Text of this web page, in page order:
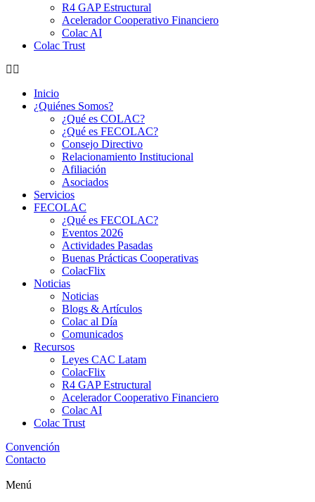
R4 GAP Estructural
Acelerador Cooperativo Financiero
Colac AI
Colac Trust
Inicio
¿Quiénes Somos?
¿Qué es COLAC?
¿Qué es FECOLAC?
Consejo Directivo
Relacionamiento Institucional
Afiliación
Asociados
Servicios
FECOLAC
¿Qué es FECOLAC?
Eventos 2026
Actividades Pasadas
Buenas Prácticas Cooperativas
ColacFlix
Noticias
Noticias
Blogs & Artículos
Colac al Día
Comunicados
Recursos
Leyes CAC Latam
ColacFlix
R4 GAP Estructural
Acelerador Cooperativo Financiero
Colac AI
Colac Trust
Convención
Contacto
Menú